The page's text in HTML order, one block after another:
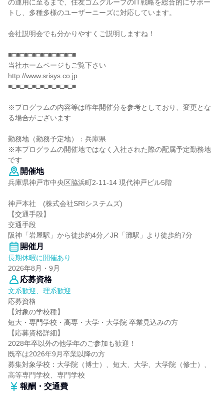
の運用に至るまで、住友ゴムグループのIT戦略を総合的にサポー
トし、多種多様のユーザーニーズに対応しています。
会社説明会でも分かりやすくご説明しますね！
■□■□■□■□■□■□■□■□■
当社ホームページもご覧下さい
http://www.srisys.co.jp
■□■□■□■□■□■□■□■□■
※プログラムの内容等は昨年開催分を参考としており、変更とな
る場合がございます
勤務地（勤務予定地）：兵庫県
※本プログラムの開催地ではなく入社された際の配属予定勤務地
です
開催地
兵庫県神戸市中央区脇浜町2-11-14 現代神戸ビル5階
神戸本社 (株式会社SRIシステムズ)
【交通手段】
交通手段
阪神「岩屋駅」から徒歩約4分／JR「灘駅」より徒歩約7分
開催月
長期休暇に開催あり
2026年8月・9月
応募資格
文系歓迎、理系歓迎
応募資格
【対象の学校種】
短大・専門学校・高専・大学・大学院 卒業見込みの方
【応募資格詳細】
2028年卒以外の他学年のご参加も歓迎！
既卒は2026年9月卒業以降の方
募集対象学校：大学院（博士）、短大、大学、大学院（修士）、
高等専門学校、専門学校
報酬・交通費